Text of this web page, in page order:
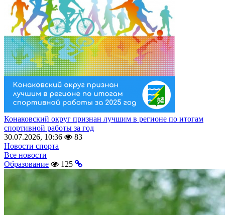
Конаковский округ признан лучшим в регионе по итогам
спортивной работы за год
30.07.2026, 10:36
83
Новости спорта
Все новости
Образование
125